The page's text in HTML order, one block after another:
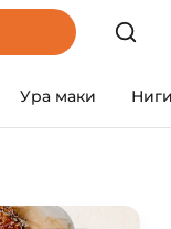
Ура маки